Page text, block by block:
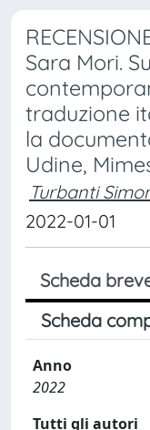
Sara Mori.
traduzione
la
Udine,
Turbanti
2022-01-01
Scheda
Scheda
Anno
2022
Tutti gli autori